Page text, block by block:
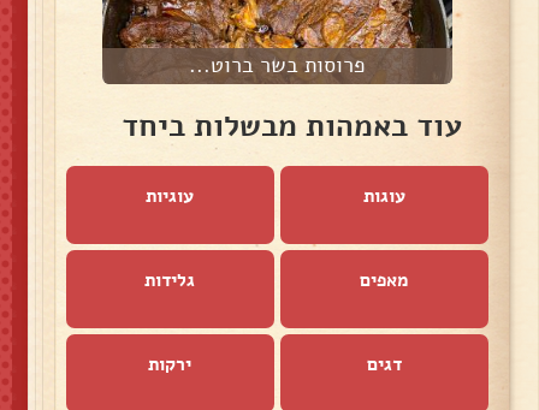
פרוסות בשר ברוט...
עוד באמהות מבשלות ביחד
עוגות עוגיות
מאפים גלידות
דגים ירקות